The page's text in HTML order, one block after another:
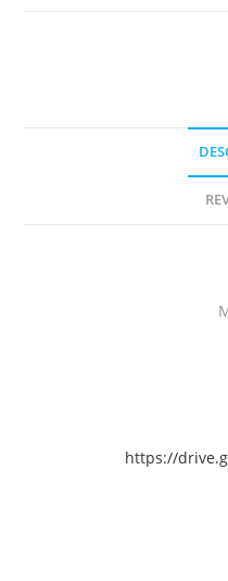
https://